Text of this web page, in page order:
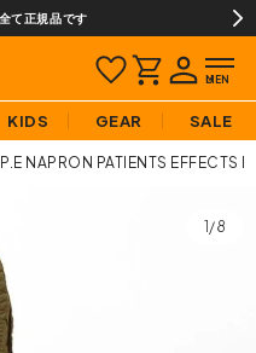
て正規品です
KIDS GEAR SALE
NAPRON PATIENTS EFFECTS
1/8